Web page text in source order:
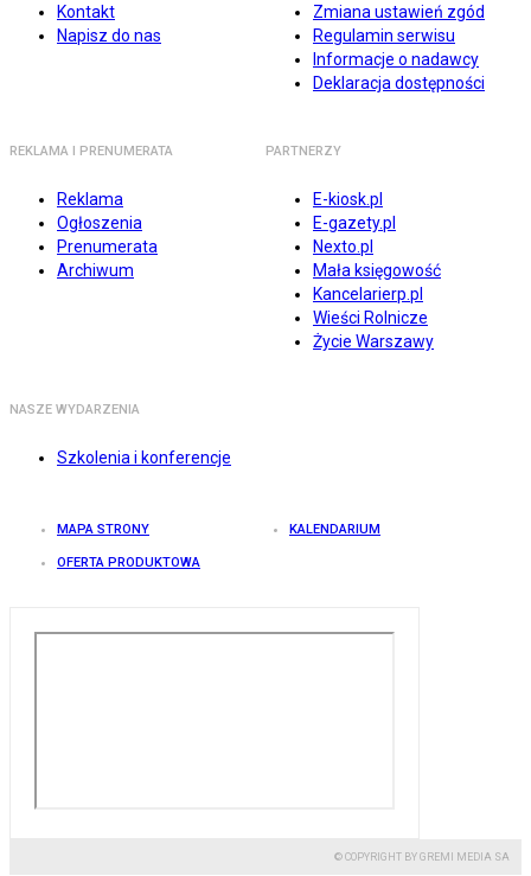
Kontakt
Napisz do nas
Zmiana ustawień zgód
Regulamin serwisu
Informacje o nadawcy
Deklaracja dostępności
REKLAMA I PRENUMERATA
Reklama
Ogłoszenia
Prenumerata
Archiwum
PARTNERZY
E-kiosk.pl
E-gazety.pl
Nexto.pl
Mała księgowość
Kancelarierp.pl
Wieści Rolnicze
Życie Warszawy
NASZE WYDARZENIA
Szkolenia i konferencje
MAPA STRONY KALENDARIUM
OFERTA PRODUKTOWA
© COPYRIGHT BY GREMI MEDIA SA